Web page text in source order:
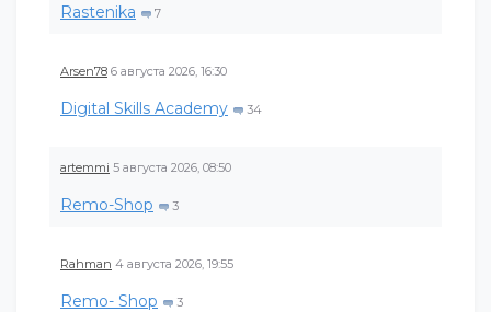
Rastenika 7
Arsen78 6 августа 2026, 16:30
Digital Skills Academy 34
artemmi 5 августа 2026, 08:50
Remo-Shop 3
Rahman 4 августа 2026, 19:55
Remo- Shop 3